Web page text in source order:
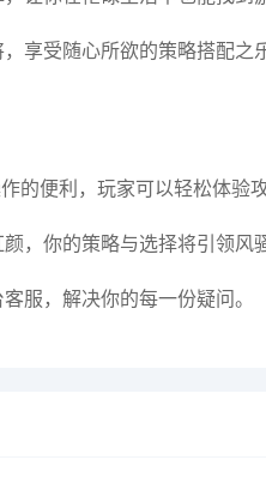
享受随心所欲的策略搭配之乐
的便利，玩家可以轻松体验
，你的策略与选择将引领风
服，解决你的每一份疑问。